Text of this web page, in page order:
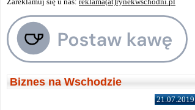
Biznes na Wschodzie
21.07.2019